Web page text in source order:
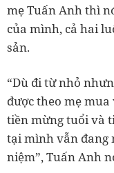
mẹ Tuấn Anh thì
của mình, cả hai
sản.
“Dù đi từ nhỏ
được theo mẹ
tiền mừng tuổi và
tại mình vẫn đang
niệm”, Tuấn Anh